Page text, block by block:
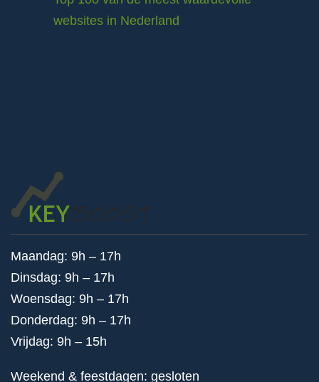
websites in Nederland
Maandag: 9h – 17h
Dinsdag: 9h – 17h
Woensdag: 9h – 17h
Donderdag: 9h – 17h
Vrijdag: 9h – 15h
Weekend & feestdagen: gesloten